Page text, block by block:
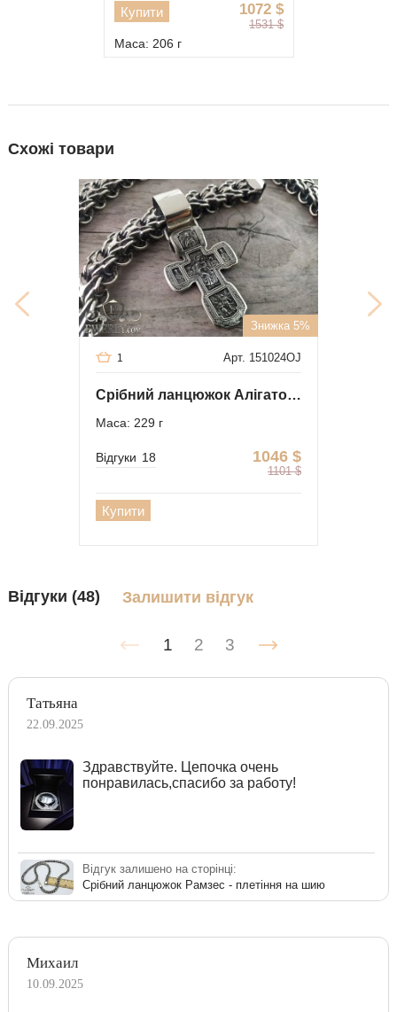
1072 $
1531 $
Купити
Маса: 206 г
Схожі товари
Знижка 5%
Арт. 151024OJ
1
Срібний ланцюжок Алігатор з хрестом
Маса: 229 г
1046 $
1101 $
Відгуки 18
Купити
Відгуки (48) Залишити відгук
1 2 3
Татьяна
22.09.2025
Здравствуйте. Цепочка очень
понравилась,спасибо за работу!
Відгук залишено на сторінці:
Срібний ланцюжок Рамзес - плетіння на шию
Михаил
10.09.2025